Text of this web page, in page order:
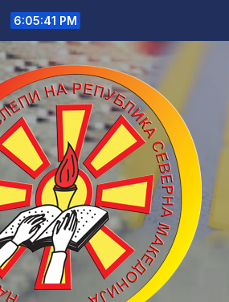
6:05:42 PM